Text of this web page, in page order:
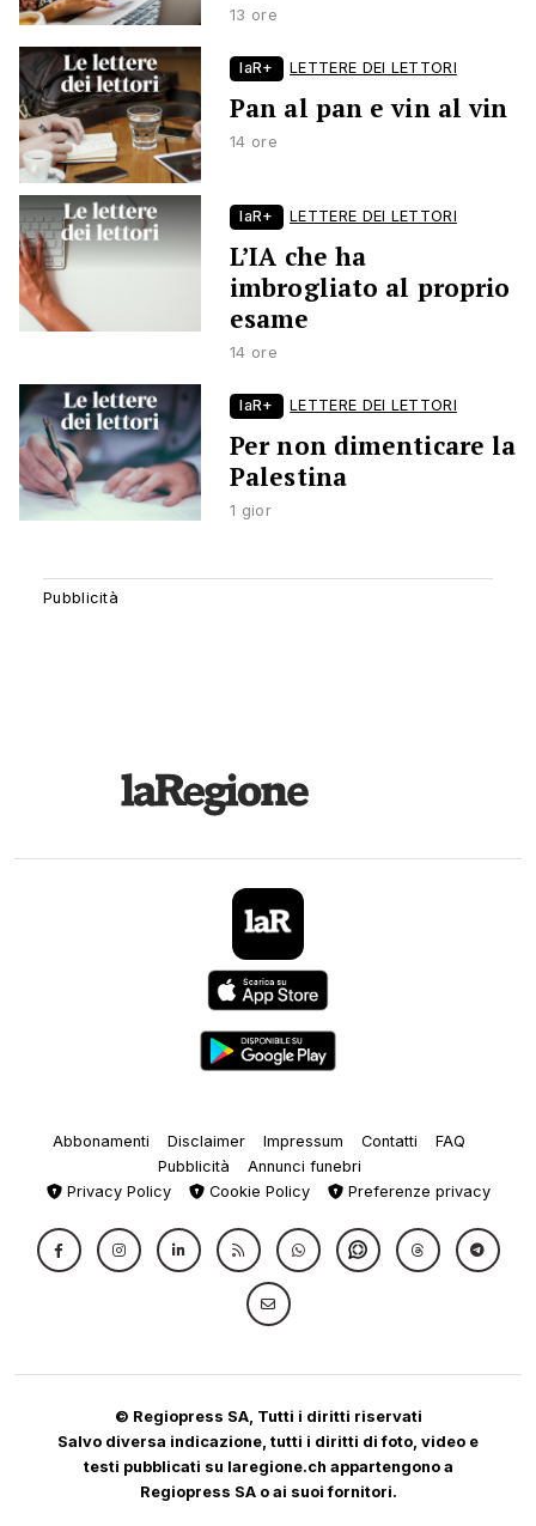
13 ore
laR+ LETTERE DEI LETTORI
Pan al pan e vin al vin
14 ore
laR+ LETTERE DEI LETTORI
L’IA che ha
imbrogliato al proprio
esame
14 ore
laR+ LETTERE DEI LETTORI
Per non dimenticare la
Palestina
1 gior
Abbonamenti Disclaimer Impressum Contatti
FAQ
Pubblicità
Annunci funebri
Privacy Policy
Cookie Policy Preferenze privacy
© Regiopress SA, Tutti i diritti riservati
Salvo diversa indicazione, tutti i diritti di foto, video e
testi pubblicati su laregione.ch appartengono a
Regiopress SA o ai suoi fornitori.